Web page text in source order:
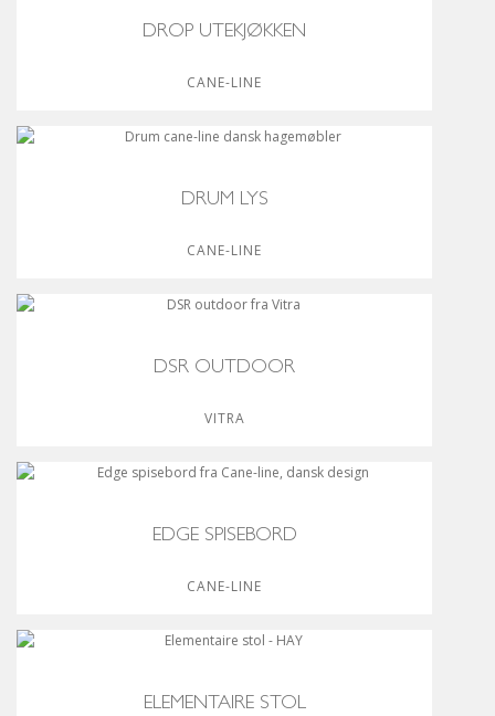
DROP UTEKJØKKEN
CANE-LINE
DRUM LYS
CANE-LINE
DSR OUTDOOR
VITRA
EDGE SPISEBORD
CANE-LINE
ELEMENTAIRE STOL